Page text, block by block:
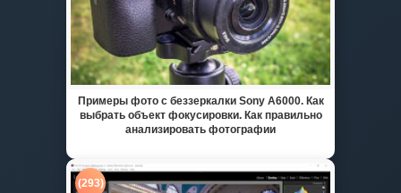
Примеры фото с беззеркалки Sony A6000. Как
выбрать объект фокусировки. Как правильно
анализировать фотографии
(293)